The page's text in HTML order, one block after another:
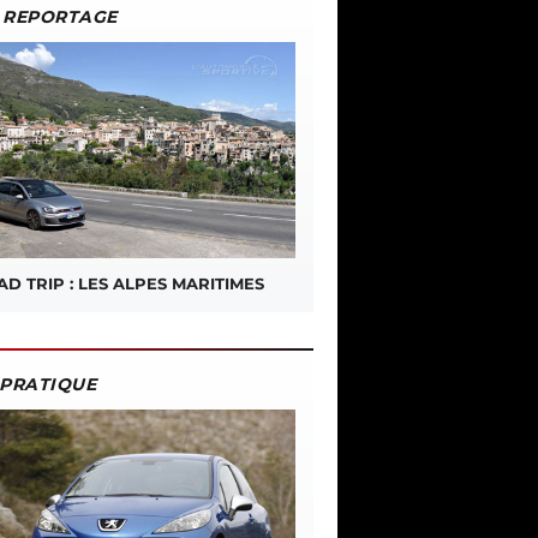
TRIP : LES ALPES MARITIMES